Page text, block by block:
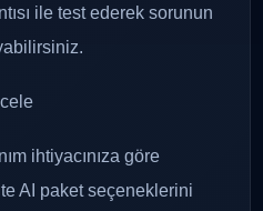
ile test ederek sorunun
ihtiyacınıza göre
AI paket seçeneklerini